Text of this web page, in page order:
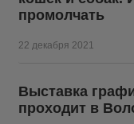
промолчать
22 декабря 2021
Выставка
проходит в